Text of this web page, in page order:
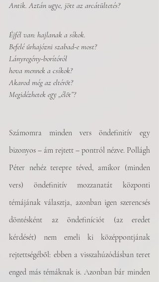
Antik. Aztán ugye, jött az arcátültetés?
Éjfél van: hajlanak a síkok.
Befelé űrhajózni szabad-e most?
Lányregény-borítóról
hova mennek a csíkok?
Akarod még az eltérőt?
Megidézhetek egy „élőt”?
Számomra minden vers öndefinitív egy
bizonyos – ám rejtett – pontról nézve. Pollágh
Péter nehéz terepre téved, amikor (minden
vers) öndefinitív mozzanatát központi
témájának választja, azonban igen szerencsés
döntésként az öndefiníciót (az eredet
kérdését) nem emeli ki középpontjának
rejtettségéből: ebben a visszahúzódásban teret
enged más témáknak is. Azonban bár minden